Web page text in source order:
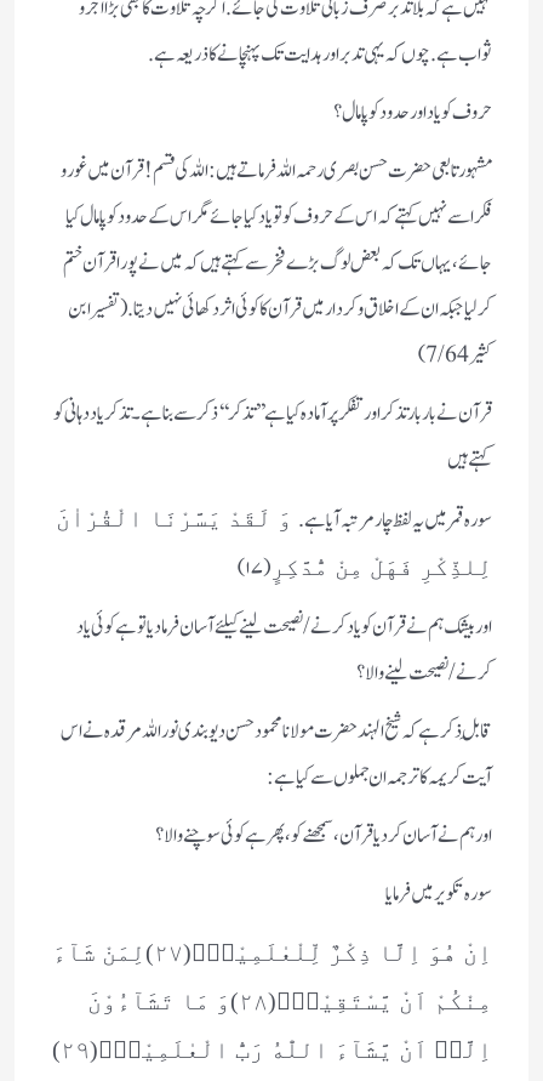
نہیں ہے کہ بلاتدبرصرف زبانی تلاوت کی جائے . اگرچہ تلاوت کا بھی بڑا اجر و
ثواب ہے. چوں کہ یہی تدبر اور ہدایت تک پہنچانے کا ذریعہ ہے.
حروف کو یاد اور حدود کو پامال؟
مشہور تابعی حضرت حسن بصری رحمہ اللہ فرماتے ہیں : اللہ کی قسم! قرآن میں غور و
فکر اسے نہیں کہتے کہ اس کے حروف کو تو یاد کیا جائے مگر اس کے حدود کو پامال کیا
جائے، یہاں تک کہ بعض لوگ بڑے فخر سے کہتے ہیں کہ میں نے پورا قرآن ختم
کر لیا جبکہ ان کے اخلاق و کردار میں قرآن کا کوئی اثر دکھائی نہيں دیتا. (تفسیر ابن
کثیر 7/64)
قرآن نے بار بار تذکر اور تفکر پر آمادہ کیا ہے ’’تذکر‘‘ ذکر سے بنا ہے۔ تذکر یاددہانی کو
کہتے ہیں
سورہ قمر میں یہ لفظ چار مرتبہ آیا ہے. وَ لَقَدْ یَسَّرْنَا الْقُرْاٰنَ
لِلذِّكْرِ فَهَلْ مِنْ مُّدَّكِرٍ (۱۷)
اور بیشک ہم نے قرآن کو یاد کرنے / نصیحت لینے کیلئے آسان فرمادیا تو ہے کوئی یاد
کرنے / نصیحت لینے والا؟
قابلِ ذکر ہے کہ شیخ الہند حضرت مولانا محمود حسن دیوبندی نوراللہ مرقدہ نے اس
آیت کریمہ کا ترجمہ ان جملوں سے کیا ہے :
اور ہم نے آسان کردیا قرآن، سمجھنے کو، پھر ہے کوئی سوچنے والا؟
سورہ تکویر میں فرمایا
اِنْ هُوَ اِلَّا ذِكْرٌ لِّلْعٰلَمِیْنَۙ(۲۷)لِمَنْ شَآءَ
مِنْكُمْ اَنْ یَّسْتَقِیْمَؕ(۲۸)وَ مَا تَشَآءُوْنَ
اِلَّاۤ اَنْ یَّشَآءَ اللّٰهُ رَبُّ الْعٰلَمِیْنَ۠(۲۹)